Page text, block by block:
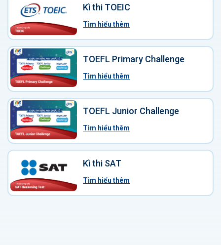
Kì thi TOEIC
Tìm hiểu thêm
TOEFL Primary Challenge
Tìm hiểu thêm
TOEFL Junior Challenge
Tìm hiểu thêm
Kì thi SAT
Tìm hiểu thêm